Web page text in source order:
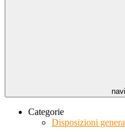
Categorie
Disposizioni